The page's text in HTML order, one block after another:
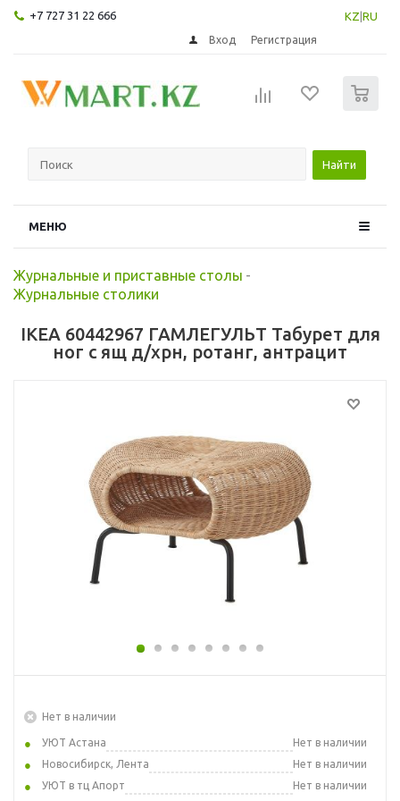
+7 727 31 22 666 KZ RU
Вход Регистрация
Найти
МЕНЮ
Журнальные и приставные столы -
Журнальные столики
IKEA 60442967 ГАМЛЕГУЛЬТ Табурет для
ног с ящ д/хрн, ротанг, антрацит
Нет в наличии
УЮТ Астана
Нет в наличии
Новосибирск, Лента
Нет в наличии
УЮТ в тц Апорт
Нет в наличии